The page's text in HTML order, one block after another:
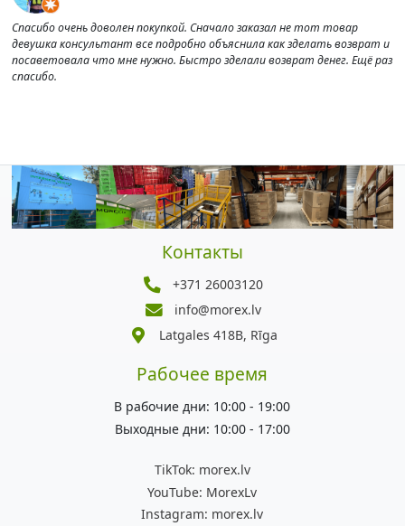
Спасибо очень доволен покупкой. Сначало заказал не тот товар
девушка консультант все подробно объяснила как зделать возврат и
посаветовала что мне нужно. Быстро зделали возврат денег. Ещё раз
спасибо.
Контакты
+371 26003120
info@morex.lv
Latgales 418B, Rīga
Рабочее время
В рабочие дни: 10:00 - 19:00
Выходные дни: 10:00 - 17:00
TikTok: morex.lv
YouTube: MorexLv
Instagram: morex.lv